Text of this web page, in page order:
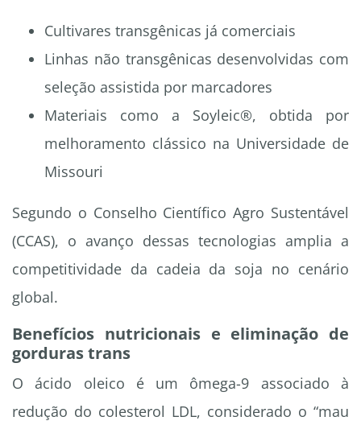
Cultivares transgênicas já comerciais
Linhas não transgênicas desenvolvidas com
seleção assistida por marcadores
Materiais como a Soyleic®, obtida por
melhoramento clássico na Universidade de
Missouri
Segundo o Conselho Científico Agro Sustentável
(CCAS), o avanço dessas tecnologias amplia a
competitividade da cadeia da soja no cenário
global.
Benefícios nutricionais e eliminação de
gorduras trans
O ácido oleico é um ômega-9 associado à
redução do colesterol LDL, considerado o “mau